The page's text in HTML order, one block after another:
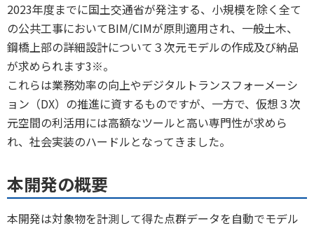
2023年度までに国土交通省が発注する、小規模を除く全て
の公共工事においてBIM/CIMが原則適用され、一般土木、
鋼橋上部の詳細設計について３次元モデルの作成及び納品
が求められます3※。
これらは業務効率の向上やデジタルトランスフォーメーシ
ョン（DX）の推進に資するものですが、一方で、仮想３次
元空間の利活用には高額なツールと高い専門性が求めら
れ、社会実装のハードルとなってきました。
本開発の概要
本開発は対象物を計測して得た点群データを自動でモデル